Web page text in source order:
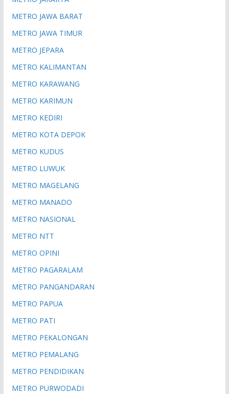
METRO JAWA BARAT
METRO JAWA TIMUR
METRO JEPARA
METRO KALIMANTAN
METRO KARAWANG
METRO KARIMUN
METRO KEDIRI
METRO KOTA DEPOK
METRO KUDUS
METRO LUWUK
METRO MAGELANG
METRO MANADO
METRO NASIONAL
METRO NTT
METRO OPINI
METRO PAGARALAM
METRO PANGANDARAN
METRO PAPUA
METRO PATI
METRO PEKALONGAN
METRO PEMALANG
METRO PENDIDIKAN
METRO PURWODADI